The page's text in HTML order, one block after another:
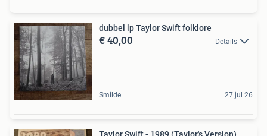
dubbel lp Taylor Swift folklore
€ 40,00 Details
Smilde 27 jul 26
Taylor Swift - 1989 (Taylor's Version)